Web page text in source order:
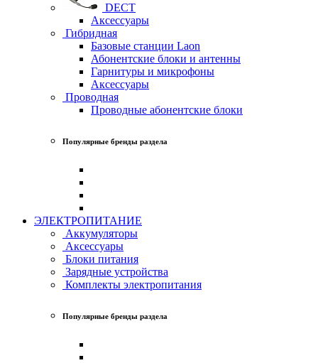
DECT
Аксессуары
Гибридная
Базовые станции Laon
Абонентские блоки и антенны
Гарнитуры и микрофоны
Аксессуары
Проводная
Проводные абонентские блоки
Популярные бренды раздела
ЭЛЕКТРОПИТАНИЕ
Аккумуляторы
Аксессуары
Блоки питания
Зарядные устройства
Комплекты электропитания
Популярные бренды раздела